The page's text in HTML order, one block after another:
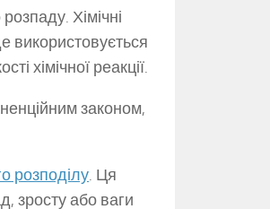
Хімічні
використовується
хімічної реакції.
законом,
розподілу. Ця
зросту або ваги